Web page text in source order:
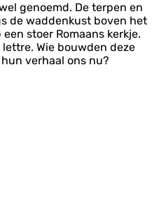
genoemd. De terpen en
de waddenkust boven het
stoer Romaans kerkje.
Wie bouwden deze
verhaal ons nu?